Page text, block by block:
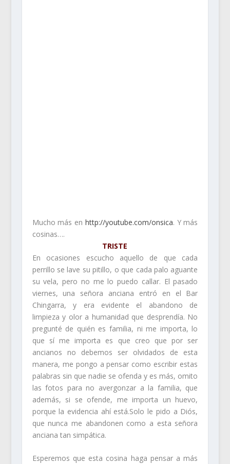
Mucho más en http://youtube.com/onsica. Y más
cosinas….
TRISTE
En ocasiones escucho aquello de que cada
perrillo se lave su pitillo, o que cada palo aguante
su vela, pero no me lo puedo callar. El pasado
viernes, una señora anciana entró en el Bar
Chingarra, y era evidente el abandono de
limpieza y olor a humanidad que desprendía. No
pregunté de quién es familia, ni me importa, lo
que sí me importa es que creo que por ser
ancianos no debemos ser olvidados de esta
manera, me pongo a pensar como escribir estas
palabras sin que nadie se ofenda y es más, omito
las fotos para no avergonzar a la familia, que
además, si se ofende, me importa un huevo,
porque la evidencia ahí está.Solo le pido a Diós,
que nunca me abandonen como a esta señora
anciana tan simpática.
Esperemos que esta cosina haga pensar a más